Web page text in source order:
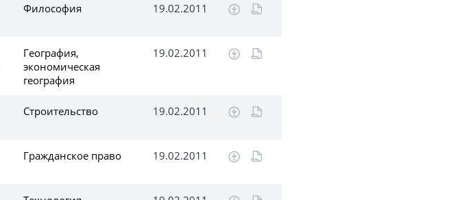
Философия 19.02.2011
География,
экономическая
география
19.02.2011
Строительство 19.02.2011
Гражданское право 19.02.2011